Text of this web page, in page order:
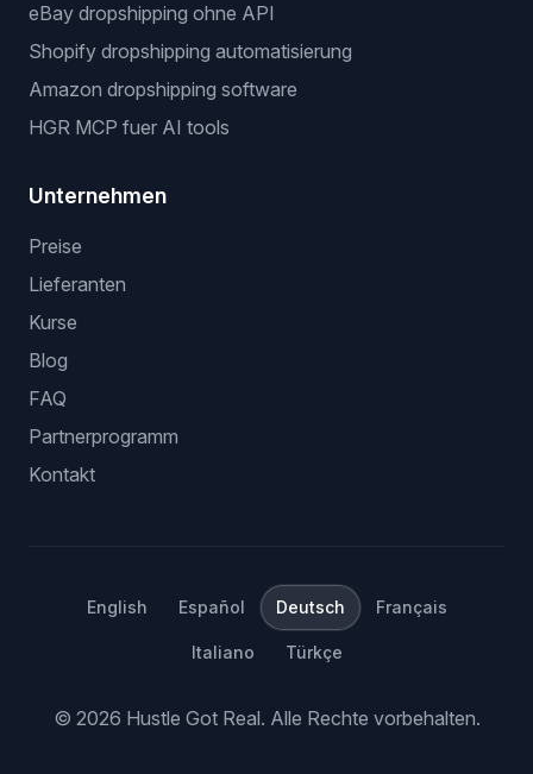
eBay dropshipping ohne API
Shopify dropshipping automatisierung
Amazon dropshipping software
HGR MCP fuer AI tools
Unternehmen
Preise
Lieferanten
Kurse
Blog
FAQ
Partnerprogramm
Kontakt
English Español Deutsch Français
Italiano Türkçe
© 2026 Hustle Got Real. Alle Rechte vorbehalten.